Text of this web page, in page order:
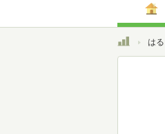
トップはる